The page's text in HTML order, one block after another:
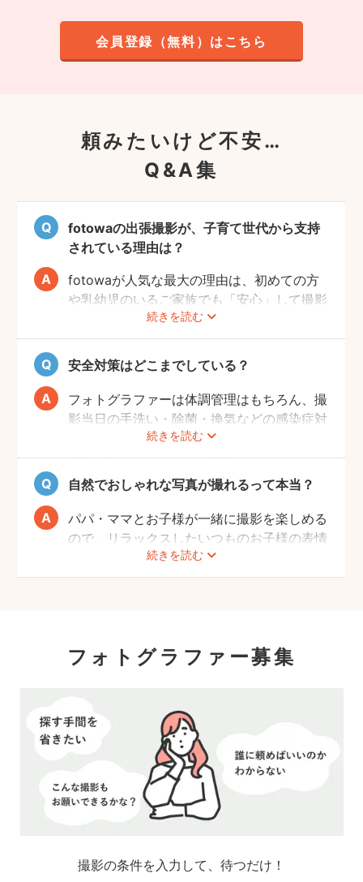
会員登録（無料）はこちら
頼みたいけど不安…
Q&A集
fotowaの出張撮影が、子育て世代から支持
されている理由は？
続きを読む
fotowaが人気な最大の理由は、初めての方
や乳幼児のいるご家族でも「安心」して撮影
を楽しんでいただけることです。
厳しい審査を通過した、赤ちゃん・子どもの
扱いに慣れているパパ・ママ世代のカメラマ
ンが全国に多数在籍。
またどのカメラマンでも指名料は一切ござい
ません。分かりやすい料金体系も人気のポイ
安全対策はどこまでしている？
続きを読む
フォトグラファーは体調管理はもちろん、撮
影当日の手洗い・除菌・換気などの感染症対
策や、熱中症予防に努めます。
また、撮影中はご家族のペースに合わせなが
ら、周囲や足元に危険なものがないか注意を
呼び掛けながら進行しますのでご安心くださ
い。
自然でおしゃれな写真が撮れるって本当？
続きを読む
パパ・ママとお子様が一緒に撮影を楽しめる
ので、リラックスしたいつものお子様の表情
を撮影できます。
こども・家族撮影に長けたプロカメラマンの
フォトグラファー募集
撮影の条件を入力して、待つだけ！